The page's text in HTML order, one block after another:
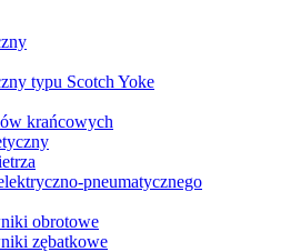
typu Scotch Yoke
krańcowych
pneumatycznego
obrotowe
zębatkowe